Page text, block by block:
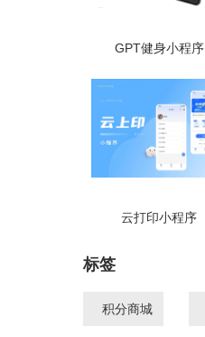
GPT健身小程序
云打印小程序
标签
积分商城